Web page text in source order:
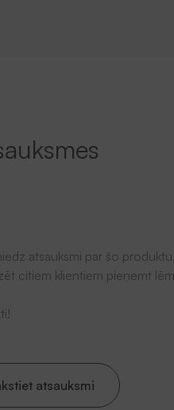
atsauksmi par šo
citiem klientiem pieņemt
atsauksmi